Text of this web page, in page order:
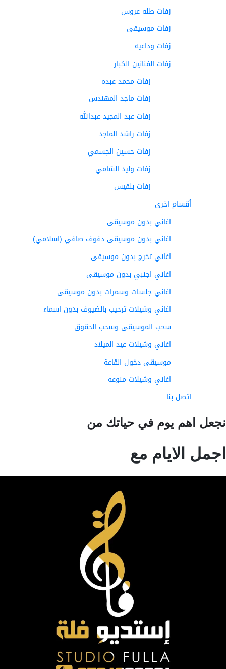
زفات طله عروس
زفات موسيقى
زفات وداعيه
زفات الفنانين الكبار
زفات محمد عبده
زفات ماجد المهندس
زفات عبد المجيد عبدالله
زفات راشد الماجد
زفات حسين الجسمي
زفات وليد الشامي
زفات بلقيس
أقسام اخرى
اغاني بدون موسيقى
اغاني بدون موسيقى دفوف صافي (اسلامي)
اغاني تخرج بدون موسيقى
اغاني اجنبي بدون موسيقى
اغاني جلسات وسمرات بدون موسيقى
اغاني وشيلات ترحيب بالضيوف بدون اسماء
سحب الموسيقى وسحب الحقوق
اغاني وشيلات عيد الميلاد
موسيقى دخول القاعة
اغاني وشيلات منوعه
اتصل بنا
اهم يوم في حياتك من
الايام مع